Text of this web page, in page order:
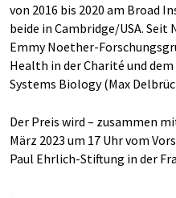
von 2016 bis 2020 am Broad
beide in Cambridge/USA.
Emmy Noether-
Health in der Charité und
Systems Biology (Max
Der Preis wird – zusammen
März 2023 um 17 Uhr vom
Paul Ehrlich-Stiftung in der